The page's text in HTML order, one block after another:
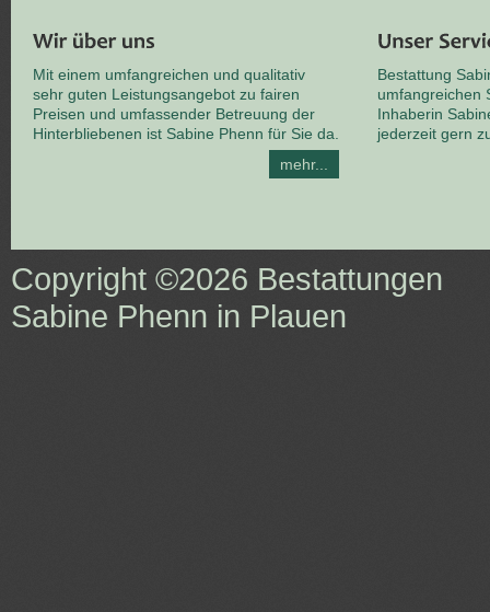
Mit einem umfangreichen und qualitativ
sehr guten Leistungsangebot zu fairen
Preisen und umfassender Betreuung der
Hinterbliebenen ist Sabine Phenn für Sie da.
mehr...
Bestattung
umfangreichen
Inhaberin
jederzeit gern
Copyright ©2026 Bestattungen
Sabine Phenn in Plauen